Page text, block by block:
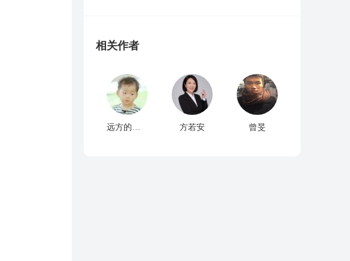
相关作者
远方的你别回头 方若安 曾旻